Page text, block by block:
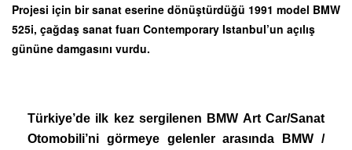
Projesi için bir sanat eserine dönüştürdüğü 1991 model BMW
525i, çağdaş sanat fuarı Contemporary Istanbul’un açılış
gününe damgasını vurdu.
Türkiye’de ilk kez sergilenen BMW Art Car/Sanat
Otomobili’ni görmeye gelenler arasında BMW /